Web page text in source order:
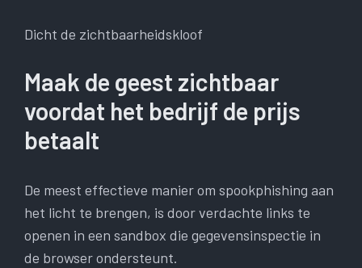
Dicht de zichtbaarheidskloof
Maak de geest zichtbaar
voordat het bedrijf de prijs
betaalt
De meest effectieve manier om spookphishing aan
het licht te brengen, is door verdachte links te
openen in een sandbox die gegevensinspectie in
de browser ondersteunt.